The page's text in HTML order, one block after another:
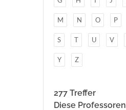
M N O P
S T U V
Y Z
277 Treffer
Diese Professoren